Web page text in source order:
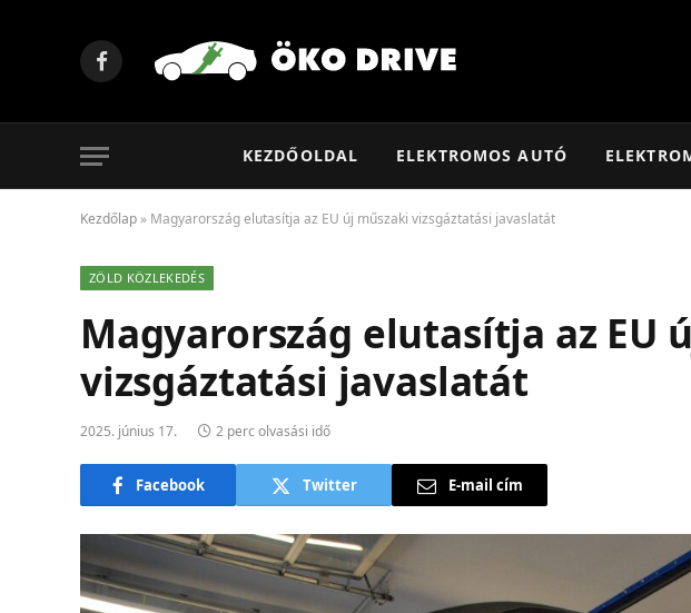
Facebook
KEZDŐOLDAL ELEKTROMOS AUTÓ
Kezdőlap » Magyarország elutasítja az EU új műszaki vizsgáztatási javaslatát
ZÖLD KÖZLEKEDÉS
Magyarország elutasítja az EU
vizsgáztatási javaslatát
2025. június 17. 2 perc olvasási idő
Facebook Twitter E-mail cím